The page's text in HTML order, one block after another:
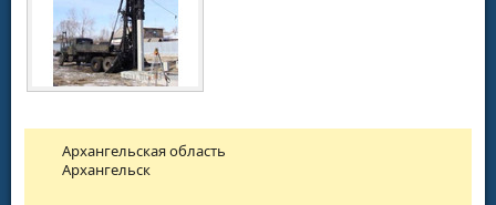
Архангельская область
Архангельск